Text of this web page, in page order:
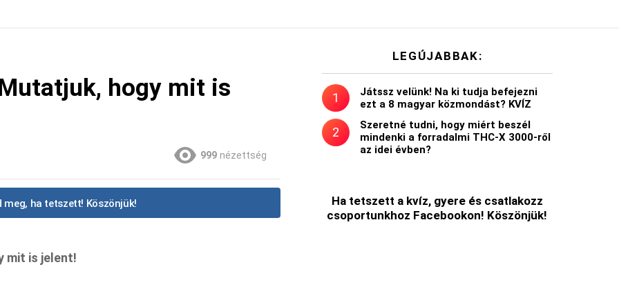
hogy mit is
999 nézettség
meg, ha tetszett! Köszönjük!
mit is jelent!
LEGÚJABBAK:
Játssz velünk! Na ki tudja befejezni
ezt a 8 magyar közmondást? KVÍZ
Szeretné tudni, hogy miért beszél
mindenki a forradalmi THC-X 3000-ről
az idei évben?
Ha tetszett a kvíz, gyere és csatlakozz
csoportunkhoz Facebookon! Köszönjük!